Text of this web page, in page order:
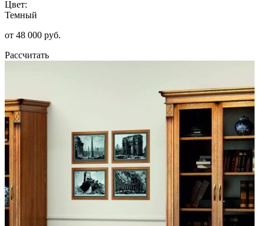
Цвет:
Темный
от 48 000 руб.
Рассчитать